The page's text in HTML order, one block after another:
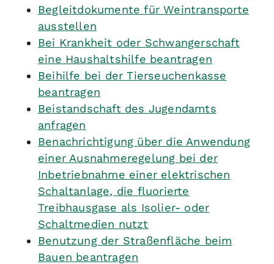
Begleitdokumente für Weintransporte
ausstellen
Bei Krankheit oder Schwangerschaft
eine Haushaltshilfe beantragen
Beihilfe bei der Tierseuchenkasse
beantragen
Beistandschaft des Jugendamts
anfragen
Benachrichtigung über die Anwendung
einer Ausnahmeregelung bei der
Inbetriebnahme einer elektrischen
Schaltanlage, die fluorierte
Treibhausgase als Isolier- oder
Schaltmedien nutzt
Benutzung der Straßenfläche beim
Bauen beantragen